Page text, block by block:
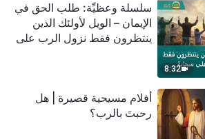
8:32
سلسلة وعظيِّة: طلب الحق في
الإيمان – الويل لأولئك الذين
ينتظرون فقط نزول الرب على
أفلام مسيحية قصيرة | هل
رحبتَ بالرب؟